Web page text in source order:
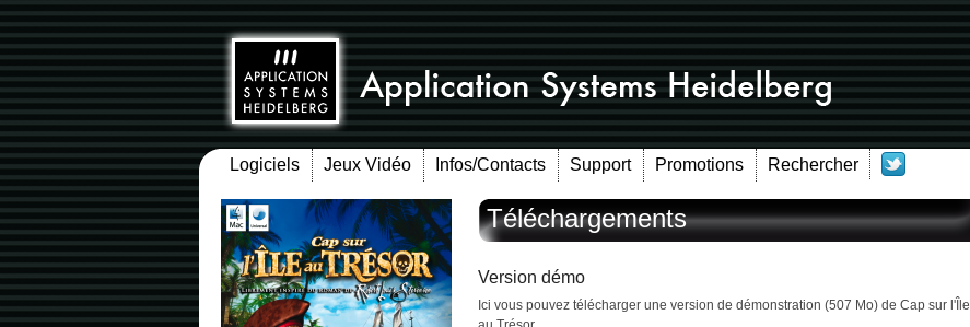
Logiciels Jeux Vidéo Infos/Contacts Support Promotions Rechercher
Téléchargements
Version démo
Ici vous pouvez télécharger une version de démonstration (507 Mo) de Cap sur l'Île